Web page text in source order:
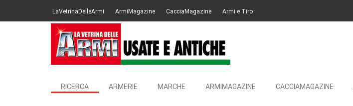
LaVetrinaDelleArmi ArmiMagazine CacciaMagazine Armi e Tiro
RICERCA ARMERIE MARCHE ARMIMAGAZINE CACCIAMAGAZINE